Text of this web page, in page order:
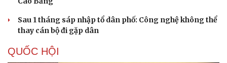
Sau 1 tháng sáp nhập tổ dân phố: Công nghệ không thể
thay cán bộ đi gặp dân
QUỐC HỘI